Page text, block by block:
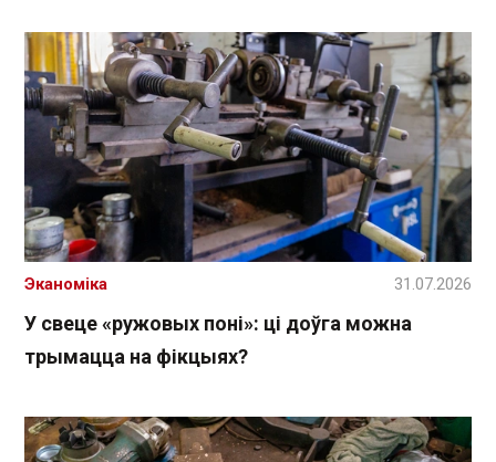
У свеце «ружовых поні»: ці доўга можна
трымацца на фікцыях?
Эканоміка 31.07.2026